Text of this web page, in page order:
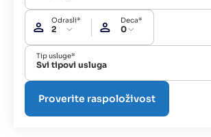
Odrasli*
2
Deca*
0
Tip usluge*
Svi tipovi usluga